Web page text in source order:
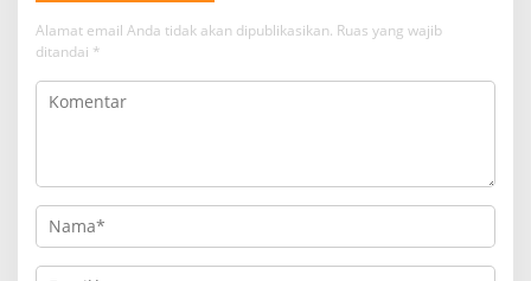
Alamat email Anda tidak akan dipublikasikan. Ruas yang wajib
ditandai *